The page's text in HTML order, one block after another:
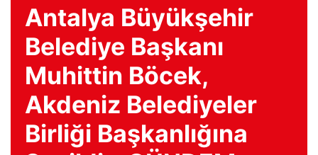
Antalya Büyükşehir
Belediye Başkanı
Muhittin Böcek,
Akdeniz Belediyeler
Birliği Başkanlığına